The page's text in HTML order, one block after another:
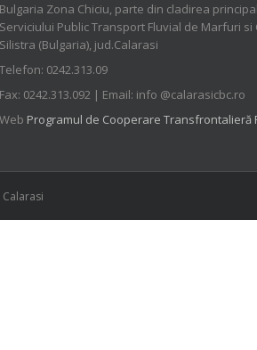
Bulgaria Zona Chiciu, parte din cladirea
Serviciului Public Transport Fluvial de Marfuri si
Silistra (Bulgaria), jud.Calarasi
Telefon: 0242.313.09
Fax: 0242.313.092 | Email: info @calarasicbc.ro
Web Programul de Cooperare Transfrontalieră